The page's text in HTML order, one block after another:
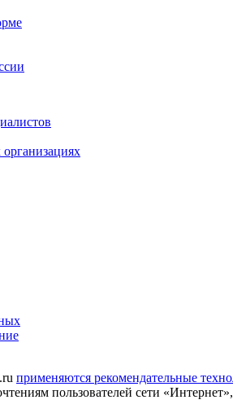
применяются рекомендательные
пользователей сети